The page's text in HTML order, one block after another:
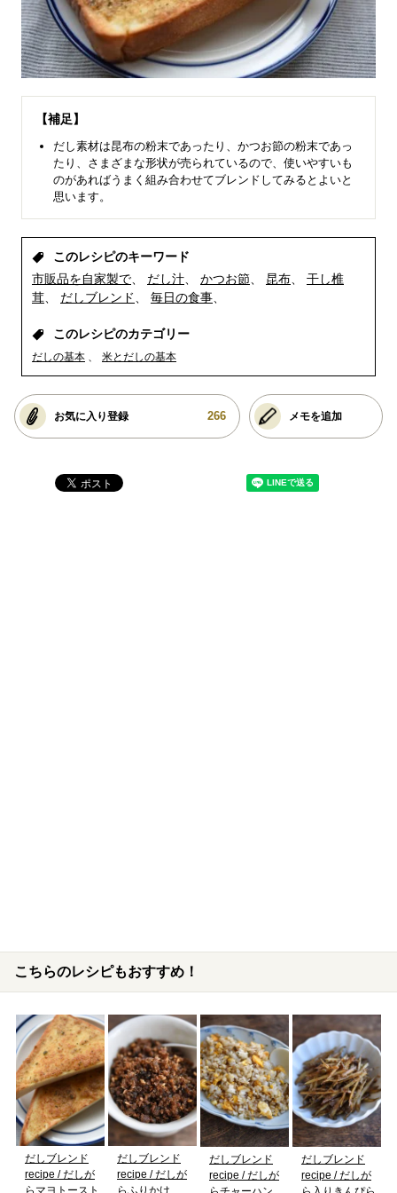
【補足】
だし素材は昆布の粉末であったり、かつお節の粉末であっ
たり、さまざまな形状が売られているので、使いやすいも
のがあればうまく組み合わせてブレンドしてみるとよいと
思います。
このレシピのキーワード
市販品を自家製で
だし汁 かつお節 昆布
干し椎
茸
だしブレンド 毎日の食事
このレシピのカテゴリー
だしの基本 米とだしの基本
お気に入り登録 266 メモを追加
こちらのレシピもおすすめ！
だしブレンド
recipe / だしが
らマヨトースト
だしブレンド
recipe / だしが
だしブレンド
recipe / だしが
だしブレンド
recipe / だしが